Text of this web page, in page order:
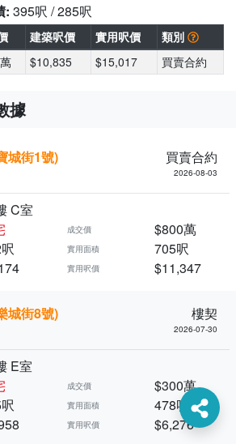
: 395呎 / 285呎
建築呎價 實用呎價
類別
$10,835 $15,017 買賣合約
據
城街1號)
買賣合約
2026-08-03
C室
成交價 $800萬
實用面積 705呎
實用呎價 $11,347
城街8號)
樓契
2026-07-30
E室
成交價 $300萬
實用面積 478呎
實用呎價 $6,276